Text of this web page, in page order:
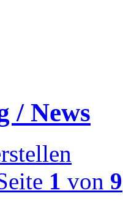
/ News
1 von 9